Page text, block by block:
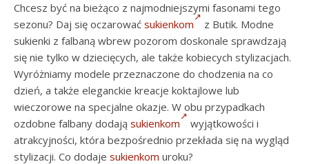
Chcesz być na bieżąco z najmodniejszymi fasonami tego
sezonu? Daj się oczarować sukienkom
z Butik. Modne
sukienki z falbaną wbrew pozorom doskonale sprawdzają
się nie tylko w dziecięcych, ale także kobiecych stylizacjach.
Wyróżniamy modele przeznaczone do chodzenia na co
dzień, a także eleganckie kreacje koktajlowe lub
wieczorowe na specjalne okazje. W obu przypadkach
ozdobne falbany dodają sukienkom
wyjątkowości i
atrakcyjności, która bezpośrednio przekłada się na wygląd
stylizacji. Co dodaje sukienkom uroku?